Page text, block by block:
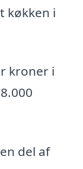
køkken i
kroner i
del af